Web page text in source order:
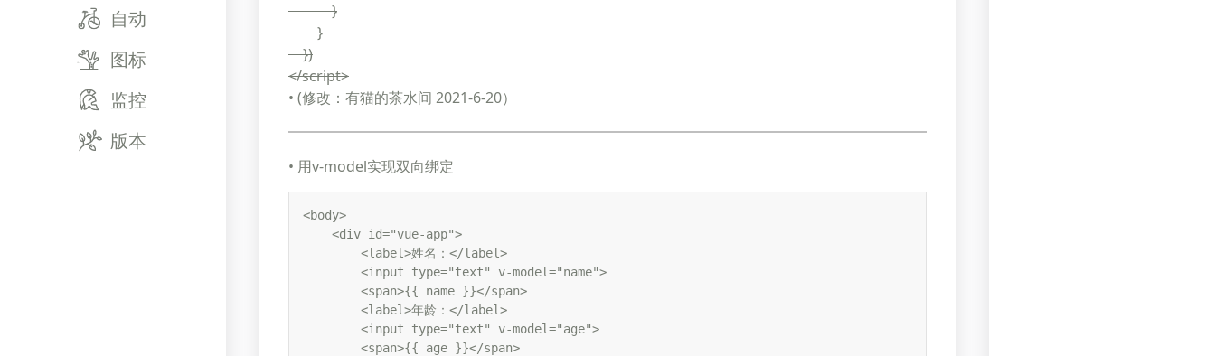
自动
图标
监控
版本
}
}
})
</script>
• (修改：有猫的茶水间 2021-6-20）
• 用v-model实现双向绑定
<body>
    <div id="vue-app">
        <label>姓名：</label>
        <input type="text" v-model="name">
        <span>{{ name }}</span>
        <label>年龄：</label>
        <input type="text" v-model="age">
        <span>{{ age }}</span>